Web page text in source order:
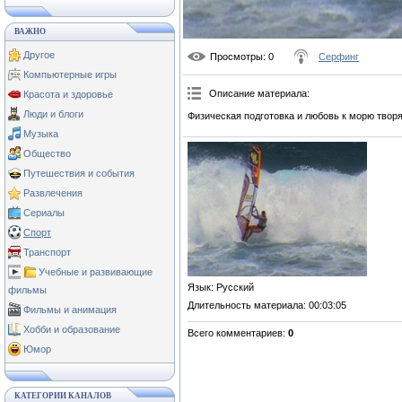
ВАЖНО
Другое
Компьютерные игры
Красота и здоровье
Люди и блоги
Музыка
Общество
Путешествия и события
Развлечения
Сериалы
Спорт
Транспорт
Учебные и развивающие
фильмы
Фильмы и анимация
Хобби и образование
Юмор
КАТЕГОРИИ КАНАЛОВ
Просмотры: 0 Серфинг
Описание материала:
Физическая подготовка и любовь к морю
Язык: Русский
Длительность материала: 00:03:05
Всего комментариев: 0